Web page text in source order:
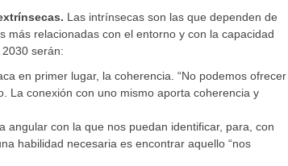
Las intrínsecas son las que dependen de
relacionadas con el entorno y con la capacidad
serán:
en primer lugar, la coherencia. “No podemos ofrecer
La conexión con uno mismo aporta coherencia y
angular con la que nos puedan identificar, para, con
habilidad necesaria es encontrar aquello “nos